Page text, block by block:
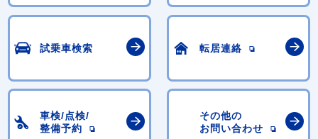
試乗車検索 転居連絡
車検/点検/
整備予約
その他の
お問い合わせ